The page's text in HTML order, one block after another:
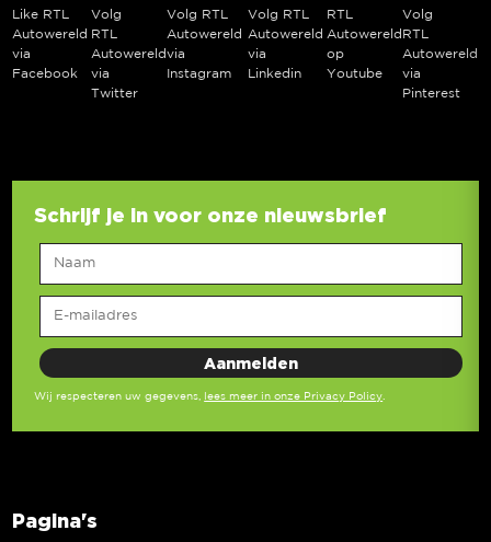
Like RTL
Autowereld
via
Facebook
Volg
RTL
Autowereld
via
Twitter
Volg RTL
Autowereld
via
Instagram
Volg RTL
Autowereld
via
Linkedin
RTL
Autowereld
op
Youtube
Volg
RTL
Autowereld
via
Pinterest
Schrijf je in voor onze nieuwsbrief
Wij respecteren uw gegevens, lees meer in onze Privacy Policy.
Pagina's